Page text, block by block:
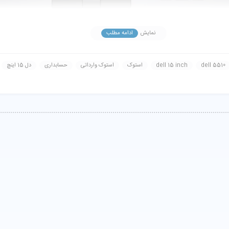
پایه ارائه می شود.
نمایش ادامه مطلب
dell 15 inch dell 5510 استوک استوک وارداتی حسابداری دل 15 اینچ